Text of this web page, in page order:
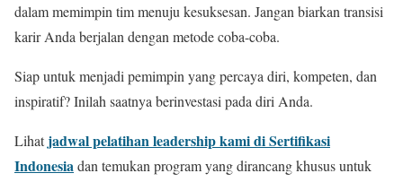
dalam memimpin tim menuju kesuksesan. Jangan biarkan transisi
karir Anda berjalan dengan metode coba-coba.
Siap untuk menjadi pemimpin yang percaya diri, kompeten, dan
inspiratif? Inilah saatnya berinvestasi pada diri Anda.
Lihatjadwal pelatihan leadership kami di Sertifikasi
Indonesia dan temukan program yang dirancang khusus untuk